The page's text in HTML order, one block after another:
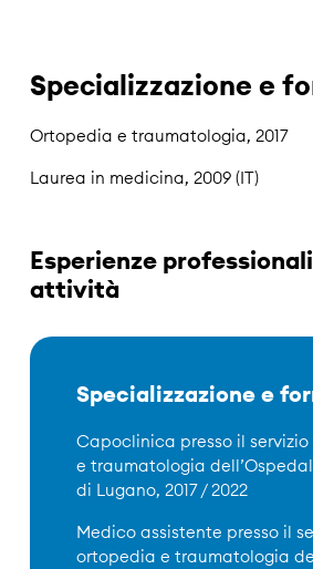
Specializzazione e
Ortopedia e traumatologia, 2017
Laurea in medicina, 2009 (IT)
Esperienze
attività
Specializzazione e
Capoclinica presso il
e traumatologia
di Lugano, 2017 / 2022
Medico assistente presso il
ortopedia e traumatologia